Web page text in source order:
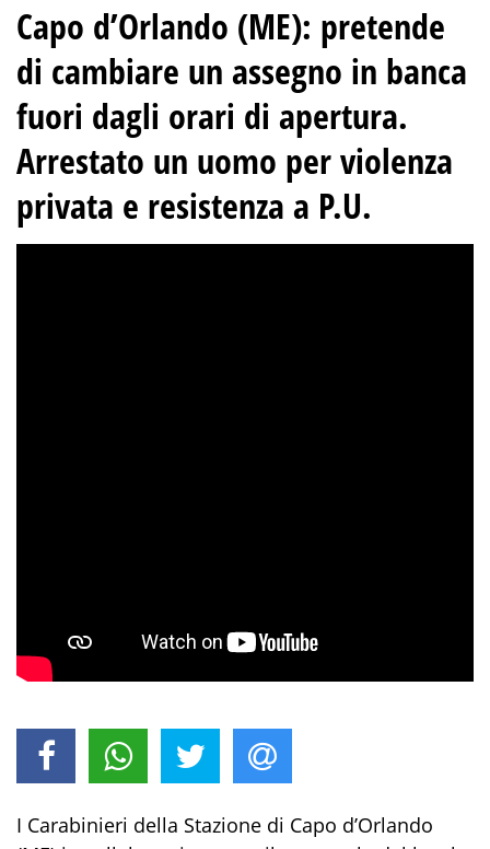
Capo d’Orlando (ME): ​pretende
di cambiare un assegno in banca
fuori dagli orari di apertura.
Arrestato un uomo per violenza
privata e resistenza a P.U.
I Carabinieri della Stazione di Capo d’Orlando